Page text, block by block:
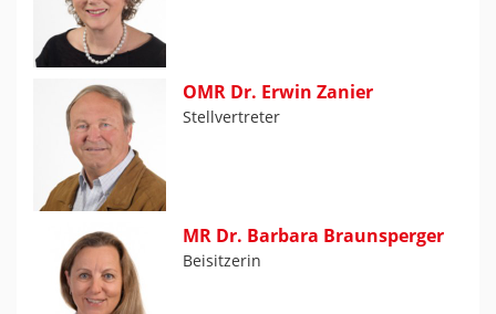
OMR Dr. Erwin Zanier
Stellvertreter
MR Dr. Barbara Braunsperger
Beisitzerin